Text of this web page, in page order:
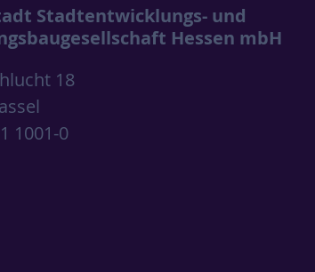
Stadtentwicklungs- und
Hessen mbH
18
1001-0